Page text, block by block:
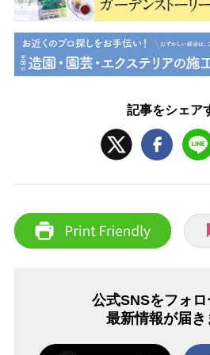
記事をシェア
公式SNSをフォロ
最新情報が届き